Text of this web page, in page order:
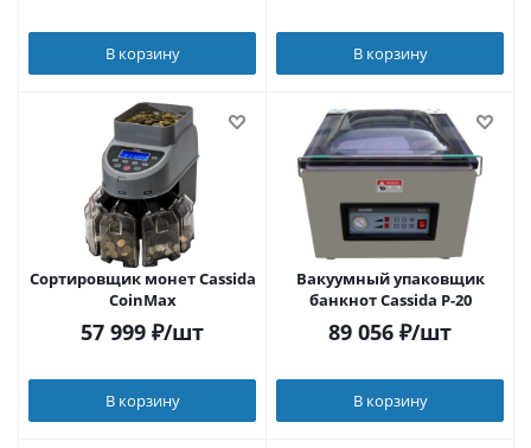
В корзину В корзину
Сортировщик монет Cassida
CoinMax
57 999 ₽/шт
В корзину
Вакуумный упаковщик
банкнот Cassida P-20
89 056 ₽/шт
В корзину